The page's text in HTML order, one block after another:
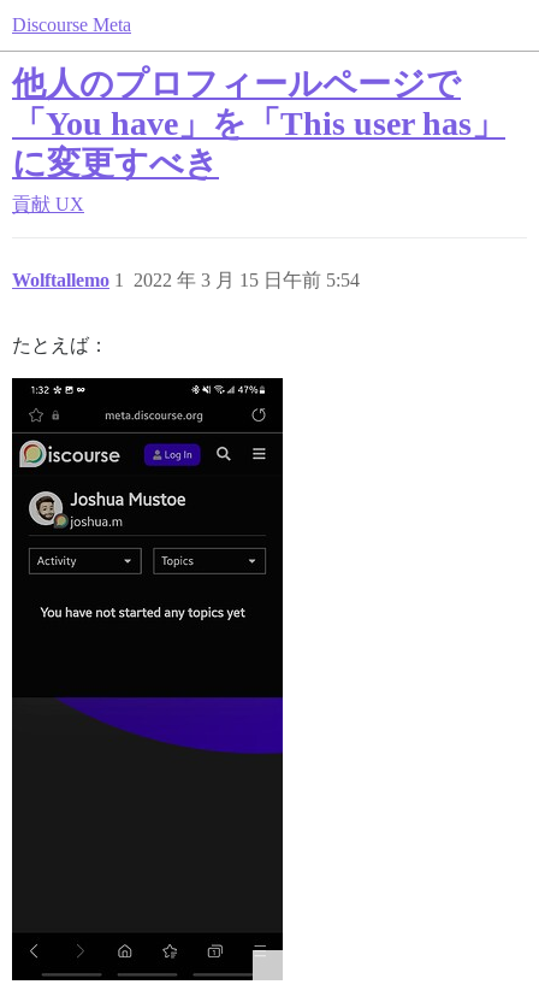
Discourse Meta
他人のプロフィールページで
「You have」を「This user has」
に変更すべき
貢献 UX
Wolftallemo 2022 年 3 月 15 日午前 5:54
1
たとえば：